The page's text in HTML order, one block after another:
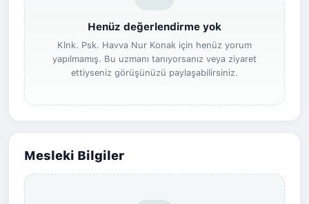
Henüz değerlendirme yok
Klnk. Psk. Havva Nur Konak için henüz yorum
yapılmamış. Bu uzmanı tanıyorsanız veya ziyaret
ettiyseniz görüşünüzü paylaşabilirsiniz.
Mesleki Bilgiler